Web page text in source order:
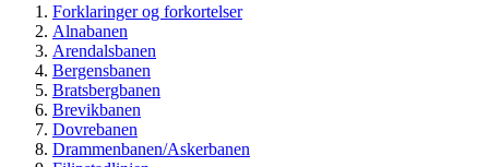
Forklaringer og forkortelser
Alnabanen
Arendalsbanen
Bergensbanen
Bratsbergbanen
Brevikbanen
Dovrebanen
Drammenbanen/Askerbanen